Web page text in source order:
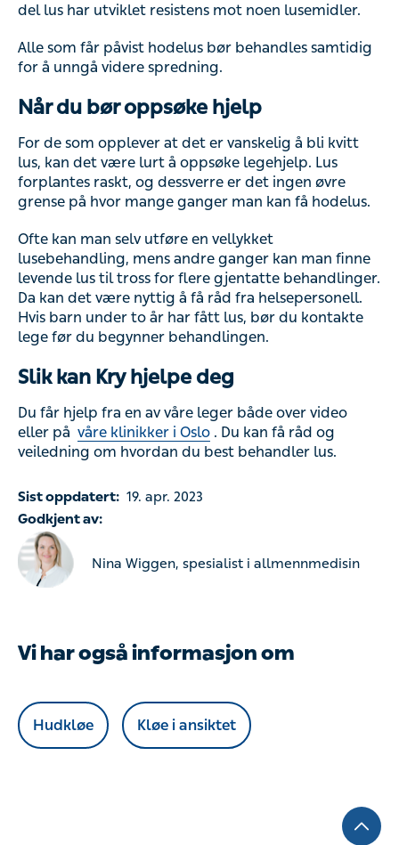
Alle som får påvist hodelus bør behandles samtidig for å
Når du bør oppsøke hjelp
For de som opplever at det er vanskelig å bli kvitt lus, kan
dessverre er det ingen øvre grense på hvor mange
ganger man kan få hodelus.
Ofte kan man selv utføre en vellykket lusebehandling,
flere gjentatte behandlinger. Da kan det være nyttig å få
råd fra helsepersonell. Hvis barn under to år har fått lus,
bør du kontakte lege før du begynner behandlingen.
Slik kan Kry hjelpe deg
våre klinikker i Oslo. Du kan få råd og veiledning om
Sist oppdatert: 19. apr. 2023
Nina Wiggen, spesialist i allmennmedisin